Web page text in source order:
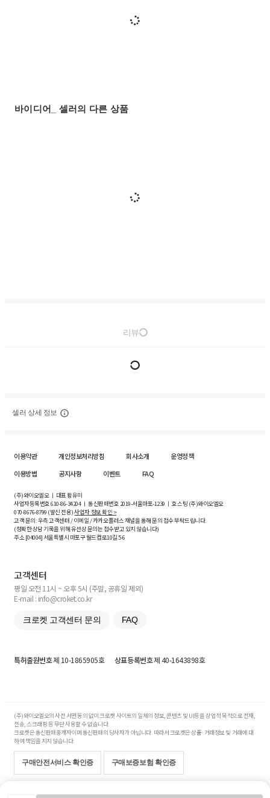
바이디어_ 셀러의 다른 상품
리뷰
셀러 상세 정보
이용약관 개인정보처리방침 회사소개
운영정책
이용방법
공지사항 이벤트 FAQ
(주)와이오엘오 ㅣ 대표 황유미
사업자등록번호610-86-34204ㅣ 통신판매번호 2019-서울마포-1239 ㅣ 호스팅 (주)와이오엘오
070-8676-8799 (발신 전용)사업자 정보 확인 >
고객 문의: 우측 고객센터 / 이메일 / 카카오플러스 채널을 통해 문의 접수 부탁드립니다.
(정확한 상담 기록을 위해 유선상 문의는 접수받고 있지 않습니다)
주소 [04004] 서울특별시 마포구 월드컵로10길5-6
고객센터
평일 오전 11시 ~ 오후 5시 (주말, 공휴일 제외)
E-mail : info@croket.co.kr
크로켓 고객센터 문의 FAQ
특허출원번호제 10-1865905호 상표등록번호제 40-1643898호
(주)와이오엘오의 사전 서면 동의 없이 크로켓 사이트의 일체의 정보, 콘텐츠 및 UI등을 상업적 목적으로 전재,
전송, 스크래핑 등 무단 사용할 수 없습니다.
크로켓은 통신판매중개자이며 통신판매의 당사자가 아닙니다. 따라서 크로켓은 상품·거래정보 및 거래에 대
하여 책임을 지지 않습니다.
구매안전서비스 확인증 구매보증보험 확인증